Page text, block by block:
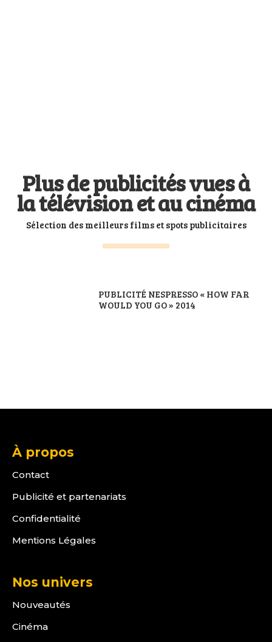
Plus de publicités vues à
la télévision et au cinéma
Sélection des meilleurs films et spots publicitaires
PUBLICITÉ NESPRESSO « HOW FAR
WOULD YOU GO » 2014
À propos
Contact
Publicité et partenariats
Confidentialité
Mentions Légales
Nos univers
Nouveautés
Cinéma